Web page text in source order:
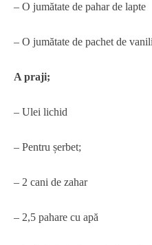
– O jumătate de pahar de lapte
– O jumătate de pachet de
A praji;
– Ulei lichid
– Pentru șerbet;
– 2 cani de zahar
– 2,5 pahare cu apă